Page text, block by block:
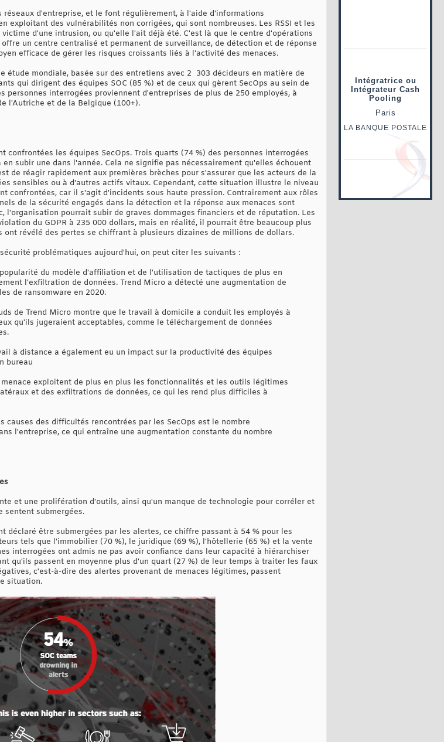
d'entreprise, et le font régulièrement, à l'aide d'informations
exploitant des vulnérabilités non corrigées, qui sont nombreuses. Les RSSI et les
d'une intrusion, ou qu'elle l'ait déjà été. C'est là que le centre d'opérations
un centre centralisé et permanent de surveillance, de détection et de réponse
efficace de gérer les risques croissants liés à l'activité des menaces.
étude mondiale, basée sur des entretiens avec 2 303 décideurs en matière de
qui dirigent des équipes SOC (85 %) et de ceux qui gèrent SecOps au sein de
personnes interrogées proviennent d'entreprises de plus de 250 employés, à
l'Autriche et de la Belgique (100+).
les équipes SecOps. Trois quarts (74 %) des personnes interrogées
subir une dans l'année. Cela ne signifie pas nécessairement qu'elles échouent
de réagir rapidement aux premières brèches pour s'assurer que les acteurs de la
sensibles ou à d'autres actifs vitaux. Cependant, cette situation illustre le niveau
confrontées, car il s'agit d'incidents sous haute pression. Contrairement aux rôles
de la sécurité engagés dans la détection et la réponse aux menaces sont
l'organisation pourrait subir de graves dommages financiers et de réputation. Les
du GDPR à 235 000 dollars, mais en réalité, il pourrait être beaucoup plus
révélé des pertes se chiffrant à plusieurs dizaines de millions de dollars.
problématiques aujourd'hui, on peut citer les suivants :
du modèle d'affiliation et de l'utilisation de tactiques de plus en
l'exfiltration de données. Trend Micro a détecté une augmentation de
de ransomware en 2020.
de Trend Micro montre que le travail à domicile a conduit les employés à
qu'ils jugeraient acceptables, comme le téléchargement de données
à distance a également eu un impact sur la productivité des équipes
bureau
menace exploitent de plus en plus les fonctionnalités et les outils légitimes
et des exfiltrations de données, ce qui les rend plus difficiles à
causes des difficultés rencontrées par les SecOps est le nombre
l'entreprise, ce qui entraîne une augmentation constante du nombre
et une prolifération d'outils, ainsi qu'un manque de technologie pour corréler et
sentent submergées.
déclaré être submergées par les alertes, ce chiffre passant à 54 % pour les
tels que l'immobilier (70 %), le juridique (69 %), l'hôtellerie (65 %) et la vente
interrogées ont admis ne pas avoir confiance dans leur capacité à hiérarchiser
qu'ils passent en moyenne plus d'un quart (27 %) de leur temps à traiter les faux
c'est-à-dire des alertes provenant de menaces légitimes, passent
situation.